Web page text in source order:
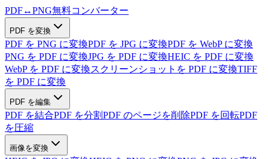
PDF↔PNG無料コンバーター
PDF を変換
PDF を PNG に変換PDF を JPG に変換PDF を WebP に変換
PNG を PDF に変換JPG を PDF に変換HEIC を PDF に変換
WebP を PDF に変換スクリーンショットを PDF に変換TIFF
を PDF に変換
PDF を編集
PDF を結合PDF を分割PDF のページを削除PDF を回転PDF
を圧縮
画像を変換